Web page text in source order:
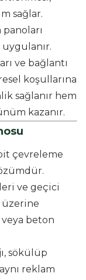
sağlar.
ve bağlantı
koşullarına
sağlanır hem
kazanır.
çevreleme
ve geçici
üzerine
beton
sökülüp
reklam